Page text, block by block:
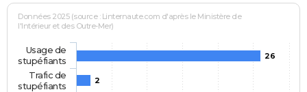
Données 2025 (source : Linternaute.com d'après le Ministère de
l'Intérieur et des Outre-Mer)
26
2
Usage de
stupéfiants
Trafic de
stupéfiants